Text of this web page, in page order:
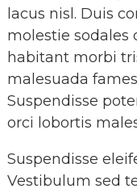
lacus nisl. Duis
molestie sodales
habitant morbi
malesuada
Suspendisse
orci lobortis
Suspendisse
Vestibulum sed